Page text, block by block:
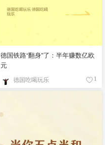
德国铁路“翻身”了：半年赚数亿欧
元
德国吃喝玩乐 1